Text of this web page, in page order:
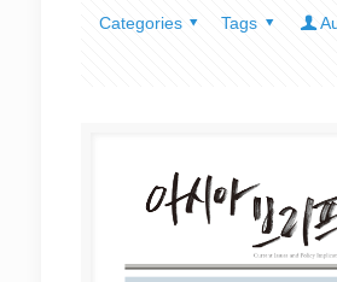
Categories Tags